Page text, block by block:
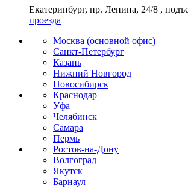
Екатеринбург, пр. Ленина, 24/8 ,
проезда
Москва (основной офис)
Санкт-Петербург
Казань
Нижний Новгород
Новосибирск
Краснодар
Уфа
Челябинск
Самара
Пермь
Ростов-на-Дону
Волгоград
Якутск
Барнаул